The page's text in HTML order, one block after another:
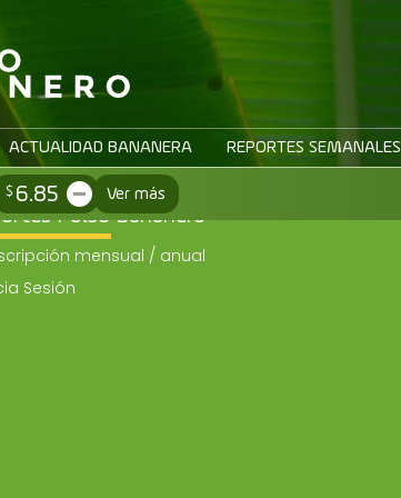
ACTUALIDAD BANANERA REPORTES SEMANALES
$ 6.85 Ver más
Pulso Bananero
mensual / anual
Sesión